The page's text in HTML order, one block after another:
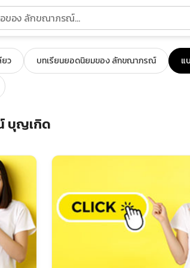
ยว บทเรียนยอดนิยมของ ลักขณาภรณ์ แ
บุญเกิด